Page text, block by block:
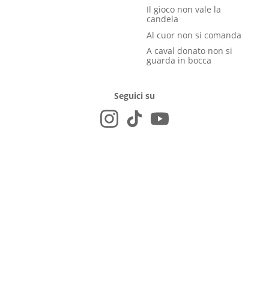
Il gioco non vale la
candela
Al cuor non si comanda
A caval donato non si
guarda in bocca
Seguici su